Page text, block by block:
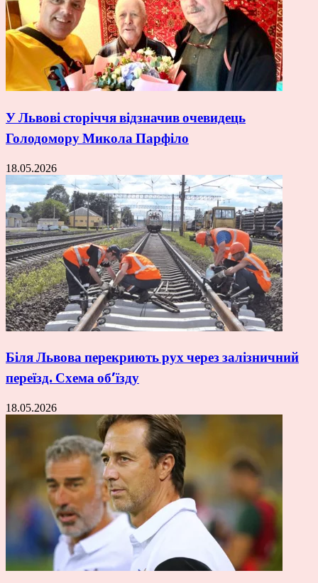
У Львові сторіччя відзначив очевидець
Голодомору Микола Парфіло
18.05.2026
Біля Львова перекриють рух через залізничний
переїзд. Схема об’їзду
18.05.2026